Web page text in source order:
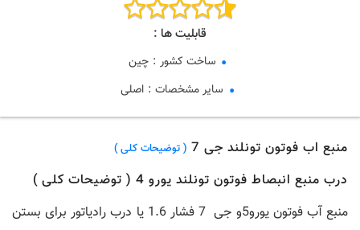
قابلیت ها :
ساخت کشور : چین
سایر مشخصات : اصلی
منبع اب فوتون تونلند جی 7 ( توضیحات کلی )
درب منبع انبصاط فوتون تونلند یورو 4 ( توضیحات کلی )
منبع آب فوتون یورو5و جی 7 فشار 1.6
یا درب رادیاتور برای بستن